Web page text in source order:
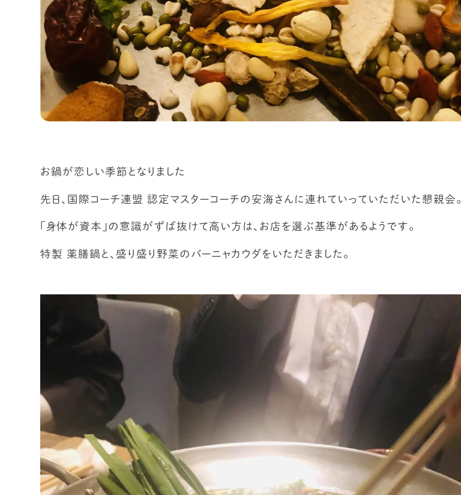
お鍋が恋しい季節となりました
先日、国際コーチ連盟 認定マスターコーチの安海さんに連れていっていただいた懇親会。
「身体が資本」の意識がずば抜けて高い方は、お店を選ぶ基準があるようです。
特製 薬膳鍋と、盛り盛り野菜のバーニャカウダをいただきました。